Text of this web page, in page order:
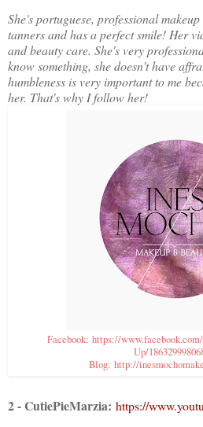
She's portuguese, professional
tanners and has a perfect smile! Her
and beauty care. She's very
know something, she doesn't have
humbleness is very important to me
her. That's why I follow her!
Facebook: https://
Up/
Blog: http://
2 - CutiePieMarzia: https://